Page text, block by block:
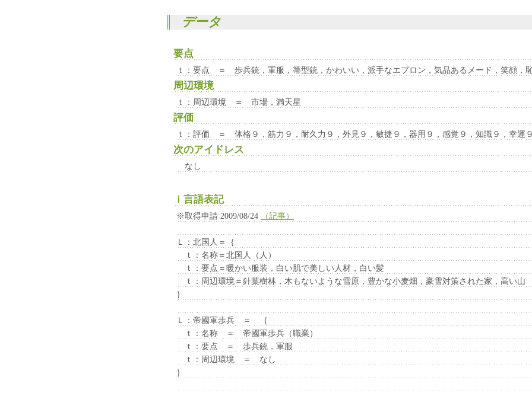
データ
要点
ｔ：要点 ＝ 歩兵銃，軍服，箒型銃，かわいい，派手なエプロン，気品あるメード，笑顔，
周辺環境
ｔ：周辺環境 ＝ 市場，満天星
評価
ｔ：評価 ＝ 体格９，筋力９，耐久力９，外見９，敏捷９，器用９，感覚９，知識９，幸運９
次のアイドレス
なし
ｉ言語表記
※取得申請 2009/08/24 （記事）
Ｌ：北国人＝｛
ｔ：名称＝北国人（人）
ｔ：要点＝暖かい服装，白い肌で美しい人材，白い髪
ｔ：周辺環境＝針葉樹林，木もないような雪原，豊かな小麦畑，豪雪対策された家，高い山
｝
Ｌ：帝國軍歩兵 ＝ ｛
ｔ：名称 ＝ 帝國軍歩兵（職業）
ｔ：要点 ＝ 歩兵銃，軍服
ｔ：周辺環境 ＝ なし
｝